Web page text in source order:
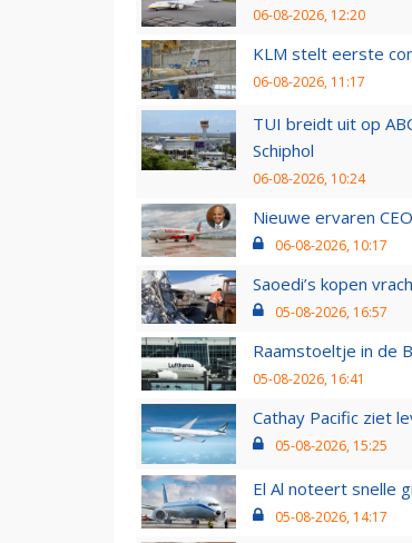
06-08-2026, 12:20
KLM stelt eerste
06-08-2026, 11:17
TUI breidt uit op
Schiphol
06-08-2026, 10:24
Nieuwe ervaren
06-08-2026, 10:17
Saoedi’s kopen
05-08-2026, 16:57
Raamstoeltje in de
05-08-2026, 16:41
Cathay Pacific ziet
05-08-2026, 15:25
El Al noteert snelle
05-08-2026, 14:17